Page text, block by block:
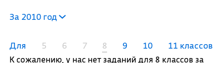
За 2010 год
Для 5 6 7 8 9 10 11 классов
К сожалению, у нас нет заданий для 8 классов за